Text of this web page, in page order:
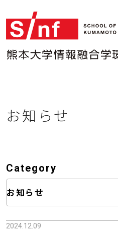
DS総合コース
DS半導体コース
お知らせ
Category
2024.12.09